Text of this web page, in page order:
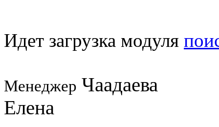
Идет загрузка модуля
Менеджер Чаадаева
Елена